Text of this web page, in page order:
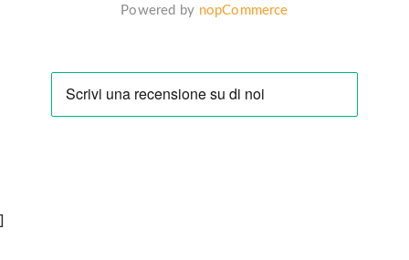
Powered by nopCommerce
]